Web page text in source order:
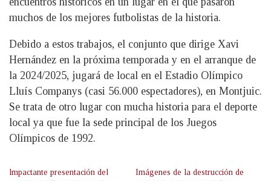
muchos de los mejores futbolistas de la historia.
Debido a estos trabajos, el conjunto que dirige Xavi
Hernández en la próxima temporada y en el arranque de
la 2024/2025, jugará de local en el Estadio Olímpico
Lluís Companys (casi 56.000 espectadores), en Montjuic.
Se trata de otro lugar con mucha historia para el deporte
local ya que fue la sede principal de los Juegos
Olímpicos de 1992.
lmpactante presentación del
Imágenes de la destrucción de